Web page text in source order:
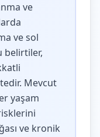
ve
ve sol
belirtiler,
Mevcut
yaşam
ve kronik